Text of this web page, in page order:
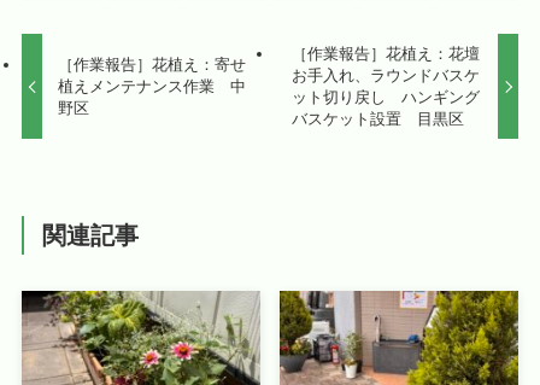
［作業報告］花植え：寄せ
植えメンテナンス作業 中
野区
［作業報告］花植え：花壇
お手入れ、ラウンドバスケ
ット切り戻し ハンギング
バスケット設置 目黒区
関連記事